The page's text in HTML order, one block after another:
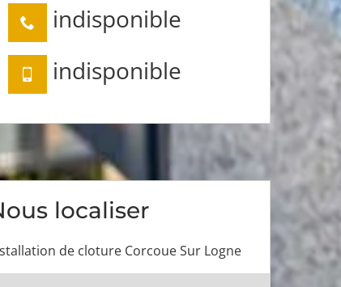
indisponible
indisponible
localiser
de cloture Corcoue Sur Logne